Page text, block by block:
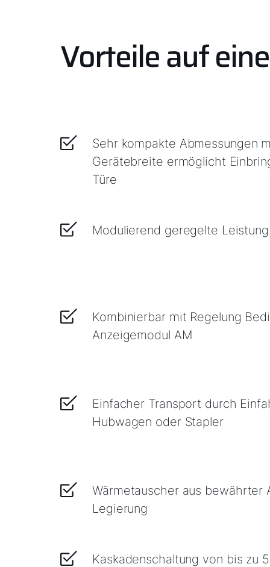
Vorteile auf
Sehr kompakte Abmessungen
Gerätebreite ermöglicht
Türe
Modulierend geregelte
Kombinierbar mit Regelung
Anzeigemodul AM
Einfacher Transport durch
Hubwagen oder Stapler
Wärmetauscher aus bewährter
Legierung
Kaskadenschaltung von bis zu